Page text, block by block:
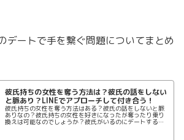
デートで手を繋ぐ問題についてまとめ
彼氏持ちの女性を奪う方法は？彼氏の話をしない
と脈あり？LINEでアプローチして付き合う！
彼氏持ちの女性を奪う方法はある？彼氏の話をしないと脈
ありなの？彼氏持ちの女性を好きになったが奪ったり乗り
換えは可能なのでしょうか？彼氏がいるのにデートすると